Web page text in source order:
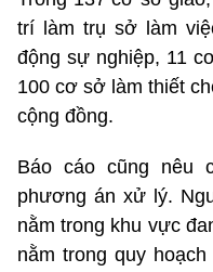
trí làm trụ sở làm
động sự nghiệp, 11
100 cơ sở làm thiết
cộng đồng.
Báo cáo cũng nêu
phương án xử lý.
nằm trong khu vực
nằm trong quy